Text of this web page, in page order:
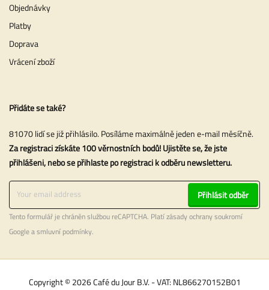
Objednávky
Platby
Doprava
Vrácení zboží
Přidáte se také?
81070 lidí se již přihlásilo. Posíláme maximálně jeden e-mail měsíčně.
Za registraci získáte 100 věrnostních bodů! Ujistěte se, že jste
přihlášeni, nebo se přihlaste po registraci k odběru newsletteru.
Přihlásit odběr
Tento formulář je chráněn službou reCAPTCHA. Platízásady ochrany soukromí
Google asmluvní podmínky.
Copyright © 2026 Café du Jour B.V. - VAT: NL866270152B01